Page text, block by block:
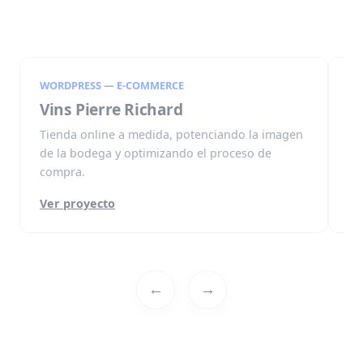
←
WORDPRESS — E-COMMERCE
Vins Pierre Richard
Tienda online a medida, potenciando la imagen
de la bodega y optimizando el proceso de
compra.
Ver proyecto
→